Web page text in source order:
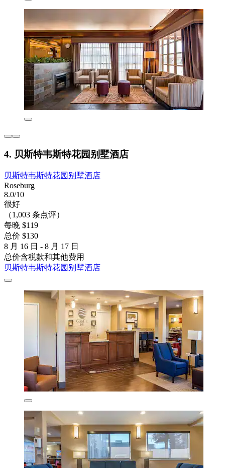
4. 贝斯特韦斯特花园别墅酒店
贝斯特韦斯特花园别墅酒店
Roseburg
8.0/10
很好
（1,003 条点评）
每晚 $119
总价 $130
8 月 16 日 - 8 月 17 日
总价含税款和其他费用
贝斯特韦斯特花园别墅酒店